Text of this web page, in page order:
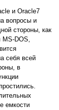
и Oracle7
вопросы и
стороны, как
MS-DOS,
себя всей
в
емкости